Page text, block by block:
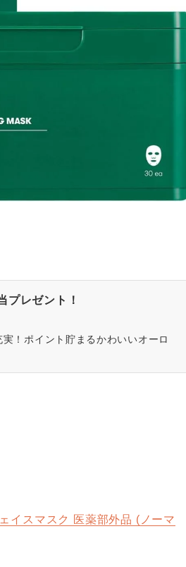
プレゼント！
！ポイント貯まるかわいいオーロ
イスマスク 医薬部外品 (ノーマ